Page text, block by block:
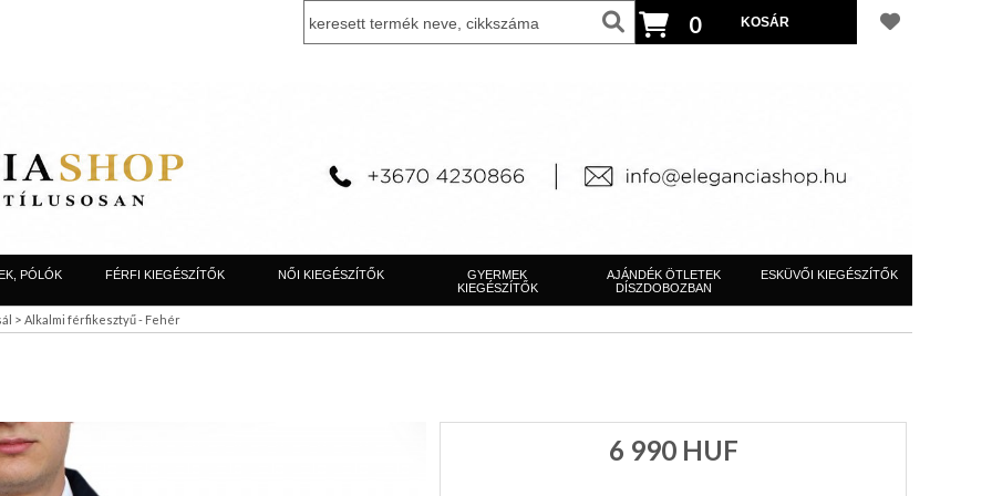
0
PÓLÓK FÉRFI KIEGÉSZÍTŐK NŐI KIEGÉSZÍTŐK
GYERMEK
KIEGÉSZÍTŐK
AJÁNDÉK ÖTLETEK
DÍSZDOBOZBAN
ESKÜVŐI KIEGÉSZÍTŐK
> Alkalmi férfikesztyű - Fehér
6 990HUF